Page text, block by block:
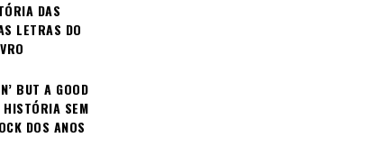
DAS
LETRAS DO
BUT A GOOD
SEM
DOS ANOS